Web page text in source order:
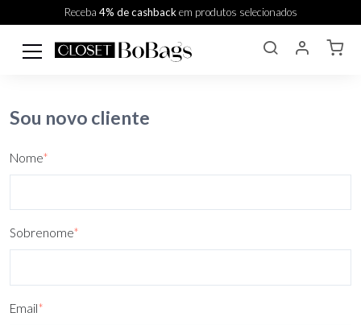
Receba 4% de cashbackem produtos selecionados
Sou novo cliente
Nome*
Sobrenome*
Email*